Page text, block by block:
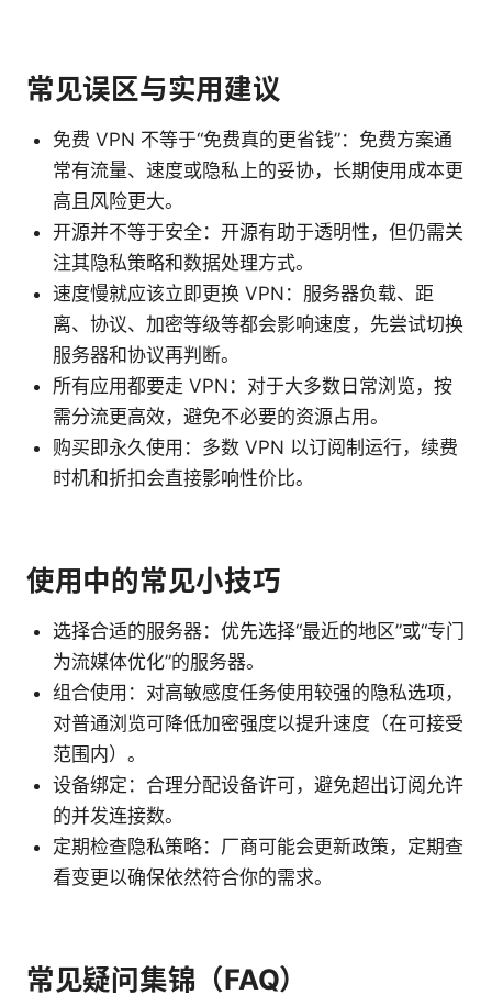
常见误区与实用建议
免费 VPN 不等于“免费真的更省钱”：免费方案通
常有流量、速度或隐私上的妥协，长期使用成本更
高且风险更大。
开源并不等于安全：开源有助于透明性，但仍需关
注其隐私策略和数据处理方式。
速度慢就应该立即更换 VPN：服务器负载、距
离、协议、加密等级等都会影响速度，先尝试切换
服务器和协议再判断。
所有应用都要走 VPN：对于大多数日常浏览，按
需分流更高效，避免不必要的资源占用。
购买即永久使用：多数 VPN 以订阅制运行，续费
时机和折扣会直接影响性价比。
使用中的常见小技巧
选择合适的服务器：优先选择“最近的地区”或“专门
为流媒体优化”的服务器。
组合使用：对高敏感度任务使用较强的隐私选项，
对普通浏览可降低加密强度以提升速度（在可接受
范围内）。
设备绑定：合理分配设备许可，避免超出订阅允许
的并发连接数。
定期检查隐私策略：厂商可能会更新政策，定期查
看变更以确保依然符合你的需求。
常见疑问集锦（FAQ）